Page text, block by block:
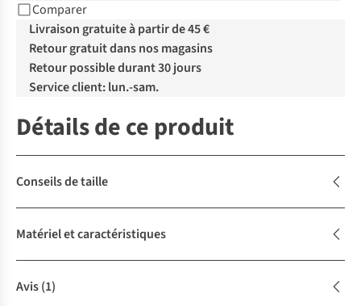
Comparer
Livraison gratuite à partir de 45 €
Retour gratuit dans nos magasins
Retour possible durant 30 jours
Service client: lun.-sam.
Détails de ce produit
Conseils de taille
Matériel et caractéristiques
Avis(1)